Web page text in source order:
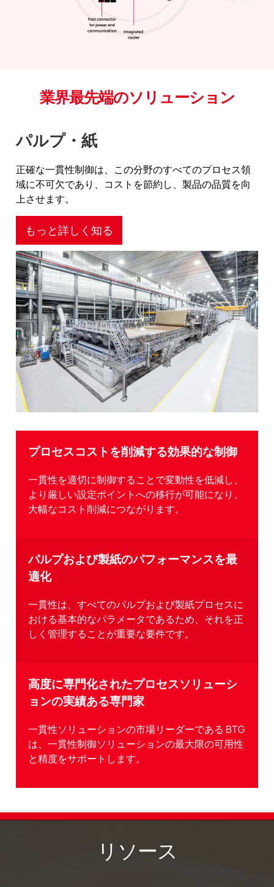
業界最先端のソリューション
パルプ・紙
正確な一貫性制御は、この分野のすべてのプロセス領
域に不可欠であり、コストを節約し、製品の品質を向
上させます。
もっと詳しく知る
プロセスコストを削減する効果的な制御
一貫性を適切に制御することで変動性を低減し、
より厳しい設定ポイントへの移行が可能になり、
大幅なコスト削減につながります。
パルプおよび製紙のパフォーマンスを最
適化
一貫性は、すべてのパルプおよび製紙プロセスに
おける基本的なパラメータであるため、それを正
しく管理することが重要な要件です。
高度に専門化されたプロセスソリューシ
ョンの実績ある専門家
一貫性ソリューションの市場リーダーである BTG
は、一貫性制御ソリューションの最大限の可用性
と精度をサポートします。
リソース